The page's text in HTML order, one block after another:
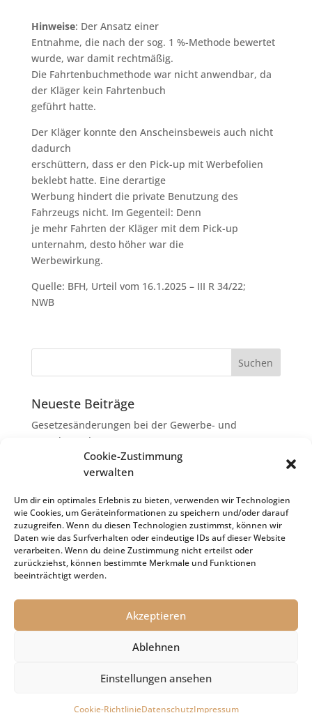
Cookie-Zustimmung
verwalten
Um dir ein optimales Erlebnis zu bieten, verwenden wir Technologien
wie Cookies, um Geräteinformationen zu speichern und/oder darauf
zuzugreifen. Wenn du diesen Technologien zustimmst, können wir
Daten wie das Surfverhalten oder eindeutige IDs auf dieser Website
verarbeiten. Wenn du deine Zustimmung nicht erteilst oder
zurückziehst, können bestimmte Merkmale und Funktionen
beeinträchtigt werden.
Akzeptieren
Ablehnen
Einstellungen ansehen
Cookie-RichtlinieDatenschutzImpressum
Hinweise: Der Ansatz einer
Entnahme, die nach der sog. 1 %-Methode bewertet
wurde, war damit rechtmäßig.
Die Fahrtenbuchmethode war nicht anwendbar, da
der Kläger kein Fahrtenbuch
geführt hatte.
Der Kläger konnte den Anscheinsbeweis auch nicht
dadurch
erschüttern, dass er den Pick-up mit Werbefolien
beklebt hatte. Eine derartige
Werbung hindert die private Benutzung des
Fahrzeugs nicht. Im Gegenteil: Denn
je mehr Fahrten der Kläger mit dem Pick-up
unternahm, desto höher war die
Werbewirkung.
Quelle: BFH, Urteil vom 16.1.2025 – III R 34/22;
NWB
Neueste Beiträge
Gesetzesänderungen bei der Gewerbe- und
Grunderwerbsteuer
Erbschaftsteuer: Rechtsanwaltskosten bei Streit über
Erbauseinandersetzung als
Nachlassverbindlichkeiten
Umsatzsteuer-Umrechnungskurse Juli 2026
Keine Steuerfreiheit eines sog. Konfusionsgewinns
bei Mutterkapitalgesellschaft
Schenkungsteuer: Zinssatz von 5,5 % für die
Cookie-Richtlinie (EU)
© 2021 Kanzlei Dr. Holger Sachs